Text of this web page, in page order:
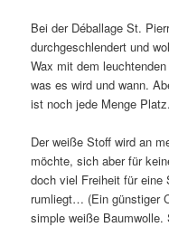
Bei der Déballage St.
durchgeschlendert und
Wax mit dem
was es wird und wann.
ist noch jede Menge Platz.
Der weiße Stoff wird an
möchte, sich aber für
doch viel Freiheit für eine
rumliegt… (Ein günstiger
simple weiße